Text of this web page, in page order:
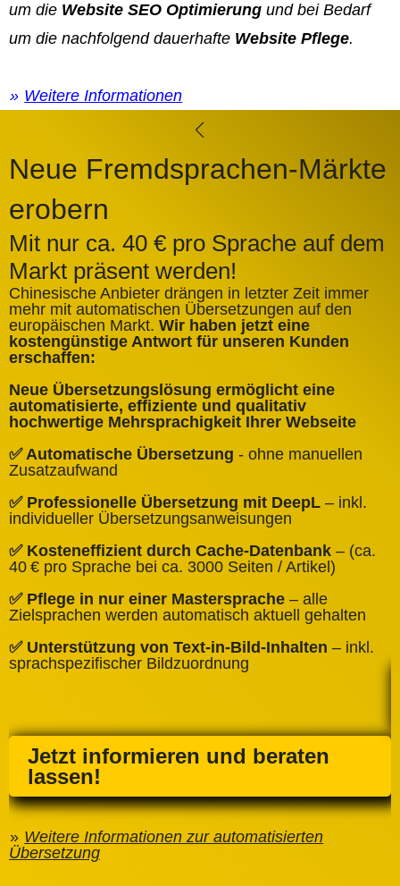
um die Website SEO Optimierung und bei Bedarf
um die nachfolgend dauerhafte Website Pflege.
Weitere Informationen
Neue Fremdsprachen-Märkte
erobern
Mit nur ca. 40 € pro Sprache auf dem
Markt präsent werden!
Chinesische Anbieter drängen in letzter Zeit immer
mehr mit automatischen Übersetzungen auf den
europäischen Markt. Wir haben jetzt eine
kostengünstige Antwort für unseren Kunden
erschaffen:
Neue Übersetzungslösung ermöglicht eine
automatisierte, effiziente und qualitativ
hochwertige Mehrsprachigkeit Ihrer Webseite
✅ Automatische Übersetzung - ohne manuellen
Zusatzaufwand
✅ Professionelle Übersetzung mit DeepL – inkl.
individueller Übersetzungsanweisungen
✅ Kosteneffizient durch Cache‑Datenbank – (ca.
40 € pro Sprache bei ca. 3000 Seiten / Artikel)
✅ Pflege in nur einer Mastersprache – alle
Zielsprachen werden automatisch aktuell gehalten
✅ Unterstützung von Text‑in‑Bild‑Inhalten – inkl.
sprachspezifischer Bildzuordnung
Jetzt informieren und beraten
lassen!
Weitere Informationen zur automatisierten
Übersetzung